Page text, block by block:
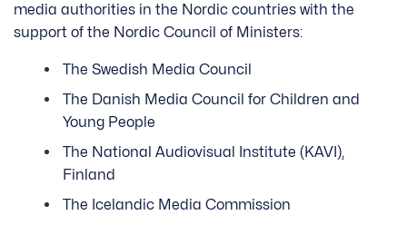
media authorities in the Nordic countries with the
support of the Nordic Council of Ministers:
The Swedish Media Council
The Danish Media Council for Children and
Young People
The National Audiovisual Institute (KAVI),
Finland
The Icelandic Media Commission